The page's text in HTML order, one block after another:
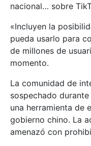
nacional… sobre
«Incluyen la
pueda usarlo para
de millones de
momento.
La comunidad de
sospechado
una herramienta de
gobierno chino. La
amenazó con